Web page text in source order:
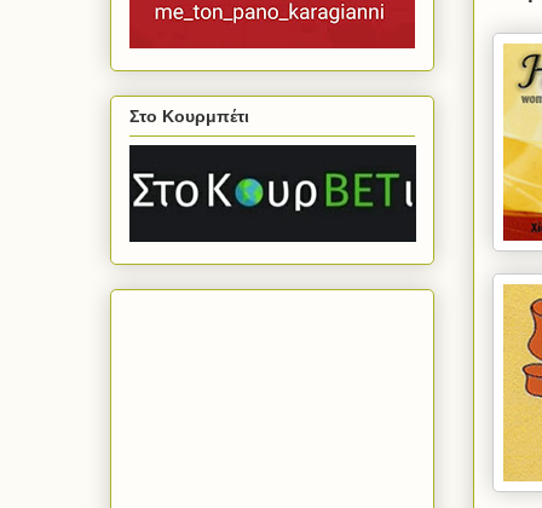
Στο Κουρμπέτι